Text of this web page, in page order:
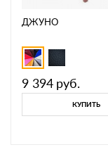
ДЖУНО
9 394 руб.
КУПИТЬ